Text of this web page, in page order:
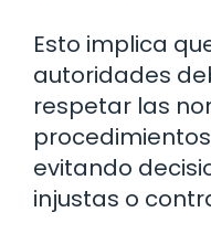
Esto implica
autoridades
respetar las
evitando
injustas o